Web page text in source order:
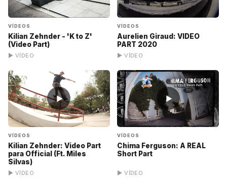
VÍDEOS
Kilian Zehnder - 'K to Z'
(Video Part)
▶ VÍDEO
VÍDEOS
Aurelien Giraud: VIDEO
PART 2020
▶ VÍDEO
▶
VÍDEOS
Kilian Zehnder: Video Part
para Official (Ft. Miles
Silvas)
▶ VÍDEO
▶
VÍDEOS
Chima Ferguson: A REAL
Short Part
▶ VÍDEO